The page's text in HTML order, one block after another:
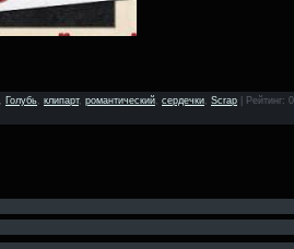
Голубь клипарт, романтический сердечки Scrap Рейтинг: